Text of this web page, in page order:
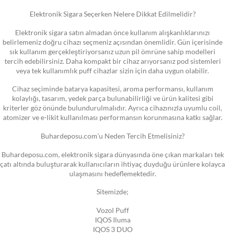
Elektronik Sigara Seçerken Nelere Dikkat Edilmelidir?
Elektronik sigara satın almadan önce kullanım alışkanlıklarınızı
belirlemeniz doğru cihazı seçmeniz açısından önemlidir. Gün içerisinde
sık kullanım gerçekleştiriyorsanız uzun pil ömrüne sahip modelleri
tercih edebilirsiniz. Daha kompakt bir cihaz arıyorsanız pod sistemleri
veya tek kullanımlık puff cihazlar sizin için daha uygun olabilir.
Cihaz seçiminde batarya kapasitesi, aroma performansı, kullanım
kolaylığı, tasarım, yedek parça bulunabilirliği ve ürün kalitesi gibi
kriterler göz önünde bulundurulmalıdır. Ayrıca cihazınızla uyumlu coil,
atomizer ve e-likit kullanılması performansın korunmasına katkı sağlar.
Buhardeposu.com’u Neden Tercih Etmelisiniz?
Buhardeposu.com, elektronik sigara dünyasında öne çıkan markaları tek
çatı altında buluşturarak kullanıcıların ihtiyaç duyduğu ürünlere kolayca
ulaşmasını hedeflemektedir.
Sitemizde;
Vozol Puff
IQOS Iluma
IQOS 3 DUO